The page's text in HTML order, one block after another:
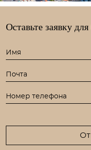
Оставьте заявку для